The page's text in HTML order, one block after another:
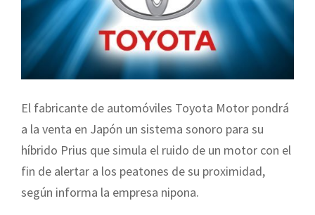
El fabricante de automóviles Toyota Motor pondrá
a la venta en Japón un sistema sonoro para su
híbrido Prius que simula el ruido de un motor con el
fin de alertar a los peatones de su proximidad,
según informa la empresa nipona.